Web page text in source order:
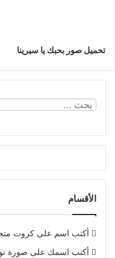
تحميل صور بحبك يا سيرينا
الأقسام
أكتب اسم على كروت
أكتب اسمك على صورة